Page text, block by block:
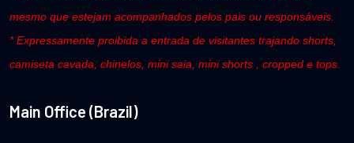
mesmo que estejam acompanhados pelos pais ou responsáveis.
* Expressamente proibida a entrada de visitantes trajando shorts,
camiseta cavada, chinelos, mini saia, mini shorts , cropped e tops.
Main Office (Brazil)